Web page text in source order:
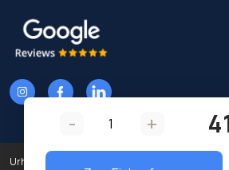
- +
Urheberrecht © Terzi Service S.r.l. - Alle Rechte